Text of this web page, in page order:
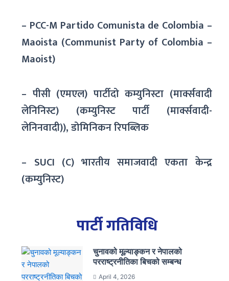
– PCC-M Partido Comunista de Colombia –
Maoista (Communist Party of Colombia –
Maoist)
– पीसी (एमएल) पार्टीदो कम्युनिस्टा (मार्क्सवादी
लेनिनिस्ट) (कम्युनिस्ट पार्टी (मार्क्सवादी-
लेनिनवादी)), डोमिनिकन रिपब्लिक
– SUCI (C) भारतीय समाजवादी एकता केन्द्र
(कम्युनिस्ट)
पार्टी गतिविधि
चुनावको मूल्याङ्कन र नेपालको
परराष्ट्रनीतिका बिचको सम्बन्ध
April 4, 2026